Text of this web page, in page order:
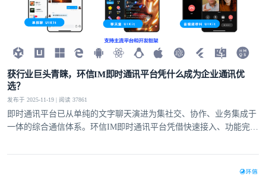
获行业巨头青睐，环信IM即时通讯平台凭什么成为企业通讯优
选？
发布于 2025-11-19 | 阅读 37861
即时通讯平台已从单纯的文字聊天演进为集社交、协作、业务集成于
一体的综合通信体系。环信IM即时通讯平台凭借快速接入、功能完
为各类企业构建核心通讯能力的优选的合作伙伴。